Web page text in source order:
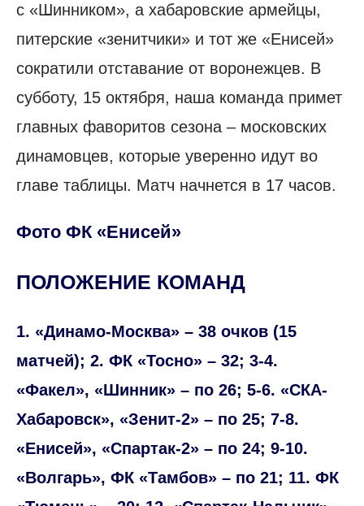
с «Шинником», а хабаровские армейцы,
питерские «зенитчики» и тот же «Енисей»
сократили отставание от воронежцев. В
субботу, 15 октября, наша команда примет
главных фаворитов сезона – московских
динамовцев, которые уверенно идут во
главе таблицы. Матч начнется в 17 часов.
Фото ФК «Енисей»
ПОЛОЖЕНИЕ КОМАНД
1. «Динамо-Москва» – 38 очков (15
матчей); 2. ФК «Тосно» – 32; 3-4.
«Факел», «Шинник» – по 26; 5-6. «СКА-
Хабаровск», «Зенит-2» – по 25; 7-8.
«Енисей», «Спартак-2» – по 24; 9-10.
«Волгарь», ФК «Тамбов» – по 21; 11. ФК